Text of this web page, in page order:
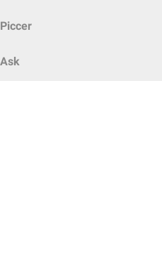
Piccer
Ask